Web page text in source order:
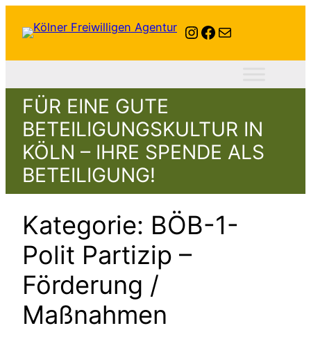
Inhalt
Instagram
Facebook
E-Mail
FÜR EINE GUTE
BETEILIGUNGSKULTUR IN
KÖLN – IHRE SPENDE ALS
BETEILIGUNG!
Kategorie: BÖB-1-
Polit Partizip –
Förderung /
Maßnahmen